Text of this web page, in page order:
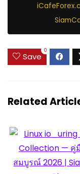
Save
0
Related